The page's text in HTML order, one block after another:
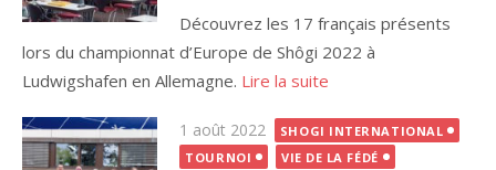
Découvrez les 17 français présents
lors du championnat d’Europe de Shôgi 2022 à
Ludwigshafen en Allemagne. Lire la suite
Publié
le
1 août 2022
SHOGI INTERNATIONAL
TOURNOI
VIE DE LA FÉDÉ